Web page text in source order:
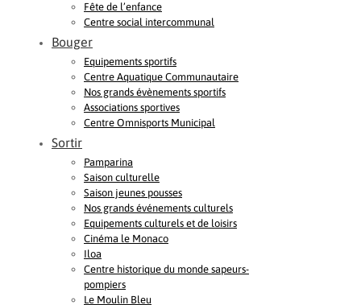
Fête de l’enfance
Centre social intercommunal
Bouger
Equipements sportifs
Centre Aquatique Communautaire
Nos grands évènements sportifs
Associations sportives
Centre Omnisports Municipal
Sortir
Pamparina
Saison culturelle
Saison jeunes pousses
Nos grands événements culturels
Equipements culturels et de loisirs
Cinéma le Monaco
Iloa
Centre historique du monde sapeurs-
pompiers
Le Moulin Bleu